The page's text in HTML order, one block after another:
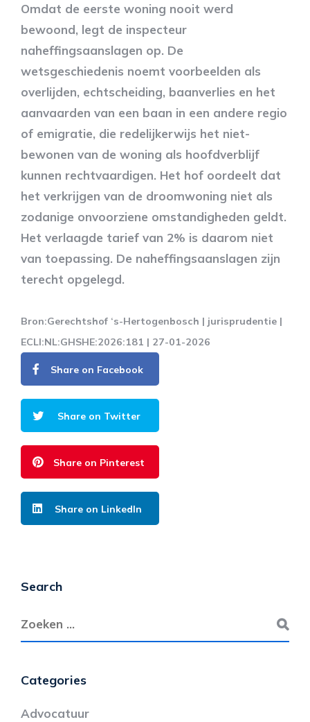
Omdat de eerste woning nooit werd
bewoond, legt de inspecteur
naheffingsaanslagen op. De
wetsgeschiedenis noemt voorbeelden als
overlijden, echtscheiding, baanverlies en het
aanvaarden van een baan in een andere regio
of emigratie, die redelijkerwijs het niet-
bewonen van de woning als hoofdverblijf
kunnen rechtvaardigen. Het hof oordeelt dat
het verkrijgen van de droomwoning niet als
zodanige onvoorziene omstandigheden geldt.
Het verlaagde tarief van 2% is daarom niet
van toepassing. De naheffingsaanslagen zijn
terecht opgelegd.
Bron:Gerechtshof ‘s-Hertogenbosch | jurisprudentie |
ECLI:NL:GHSHE:2026:181 | 27-01-2026
Share on Facebook
Share on Twitter
Share on Pinterest
Share on LinkedIn
Search
Categories
Advocatuur